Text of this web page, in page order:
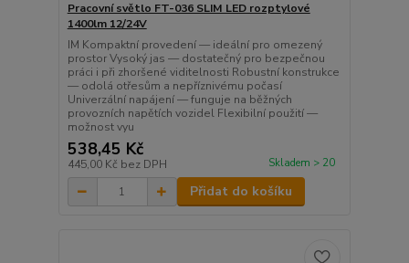
Pracovní světlo FT-036 SLIM LED rozptylové
1400lm 12/24V
IM Kompaktní provedení — ideální pro omezený
prostor Vysoký jas — dostatečný pro bezpečnou
práci i při zhoršené viditelnosti Robustní konstrukce
— odolá otřesům a nepříznivému počasí
Univerzální napájení — funguje na běžných
provozních napětích vozidel Flexibilní použití —
možnost vyu
538,45 Kč
445,00 Kč bez DPH Skladem > 20
Přidat do košíku